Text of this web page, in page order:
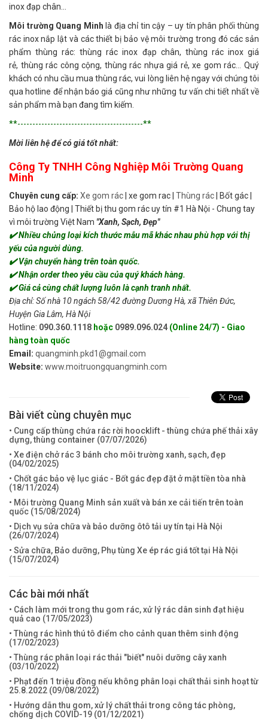
inox đạp chân...
Môi trường Quang Minh là địa chỉ tin cậy – uy tín phân phối thùng
rác inox nắp lật và các thiết bị bảo vệ môi trường trong đó các sản
phẩm thùng rác: thùng rác inox đạp chân, thùng rác inox giá
rẻ, thùng rác công cộng, thùng rác nhựa giá rẻ, xe gom rác… Quý
khách có nhu cầu mua thùng rác, vui lòng liên hệ ngay với chúng tôi
qua hotline để nhận báo giá cũng như những tư vấn chi tiết nhất về
sản phẩm mà bạn đang tìm kiếm.
**------------------------------------------**
Mời liên hệ để có giá tốt nhất:
Công Ty TNHH Công Nghiệp Môi Trường Quang
Minh
Chuyên cung cấp: Xe gom rác | xe gom rac | Thùng rác | Bốt gác |
Bảo hộ lao động | Thiết bị thu gom rác uy tín #1 Hà Nội - Chung tay
vì môi trường Việt Nam "Xanh, Sạch, Đẹp"
✔️ Nhiều chủng loại kích thước mẫu mã khác nhau phù hợp với thị
yếu của người dùng.
✔️ Vận chuyển hàng trên toàn quốc.
✔️ Nhận order theo yêu cầu của quý khách hàng.
✔️ Giá cả cùng chất lượng luôn là cạnh tranh nhất.
Địa chỉ: Số nhà 10 ngách 58/42 đường Dương Hà, xã Thiên Đức,
Huyện Gia Lâm, Hà Nội
Hotline: 090.360.1118 hoặc 0989.096.024 (Online 24/7) - Giao
hàng toàn quốc
Email: quangminh.pkd1@gmail.com
Website: www.moitruongquangminh.com
Bài viết cùng chuyên mục
• Cung cấp thùng chứa rác rời hoocklift - thùng chứa phế thải xây
dựng, thùng container (07/07/2026)
• Xe điện chở rác 3 bánh cho môi trường xanh, sạch, đẹp
(04/02/2025)
• Chốt gác bảo vệ lục giác - Bốt gác đẹp đặt ở mặt tiền tòa nhà
(18/11/2024)
• Môi trường Quang Minh sản xuất và bán xe cải tiến trên toàn
quốc (15/08/2024)
• Dịch vụ sửa chữa và bảo dưỡng ôtô tải uy tín tại Hà Nội
(26/07/2024)
• Sửa chữa, Bảo dưỡng, Phụ tùng Xe ép rác giá tốt tại Hà Nội
(15/07/2024)
Các bài mới nhất
• Cách làm mới trong thu gom rác, xử lý rác dân sinh đạt hiệu
quả cao (17/05/2023)
• Thùng rác hình thú tô điểm cho cảnh quan thêm sinh động
(17/02/2023)
• Thùng rác phân loại rác thải "biết" nuôi dưỡng cây xanh
(03/10/2022)
• Phạt đến 1 triệu đồng nếu không phân loại chất thải sinh hoạt từ
25.8.2022 (09/08/2022)
• Hướng dẫn thu gom, xử lý chất thải trong công tác phòng,
chống dịch COVID-19 (01/12/2021)